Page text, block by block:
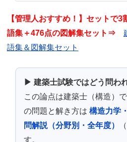
【管理人おすすめ！】セットで3
語集＋476点の図解集セット⇒
語集＆図解集セット
▶ 建築士試験ではどう問わ
この論点は建築士（構造）
の問題と解き方は 構造力学
問解説（分野別・全年度）
す。